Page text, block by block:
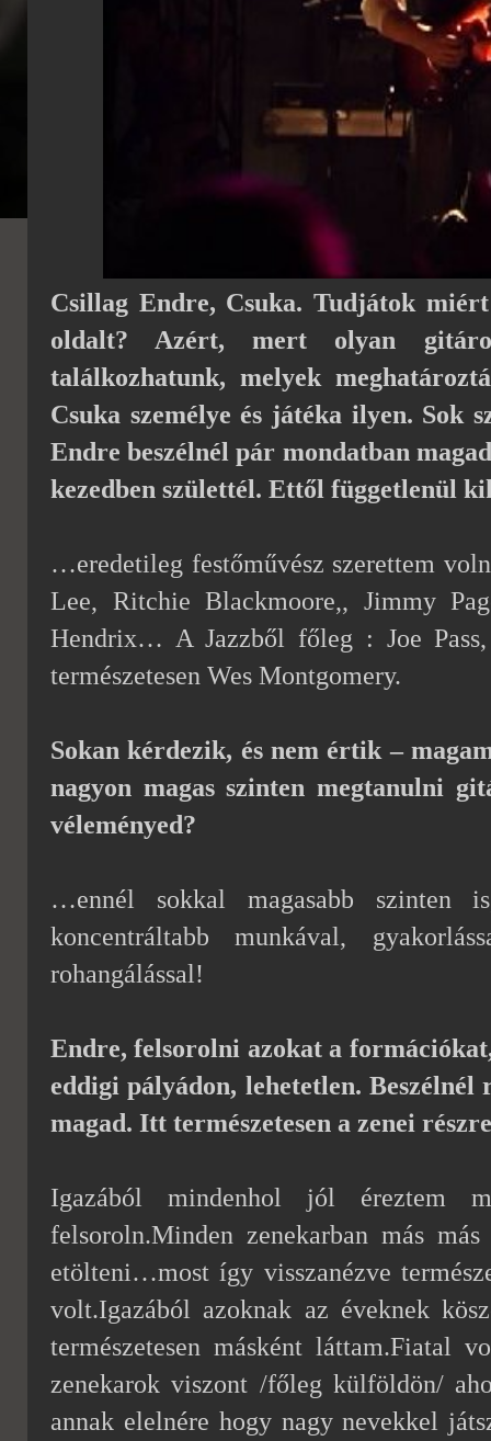
Csillag Endre, Csuka. Tudjátok
oldalt? Azért, mert olyan
találkozhatunk, melyek
Csuka személye és játéka ilyen. Sok
Endre beszélnél pár mondatban
kezedben születtél. Ettől függetlenül
…eredetileg festőművész szerettem
Lee, Ritchie Blackmoore,, Jimmy
Hendrix… A Jazzből főleg : Joe
természetesen Wes Montgomery.
Sokan kérdezik, és nem értik –
nagyon magas szinten megtanulni
véleményed?
…ennél sokkal magasabb szinten
koncentráltabb munkával,
rohangálással!
Endre, felsorolni azokat a
eddigi pályádon, lehetetlen.
magad. Itt természetesen a zenei
Igazából mindenhol jól éreztem
felsoroln.Minden zenekarban más
etölteni…most így visszanézve
volt.Igazából azoknak az éveknek
természetesen másként láttam.Fiatal
zenekarok viszont /főleg külföldön/
annak elelnére hogy nagy nevekkel